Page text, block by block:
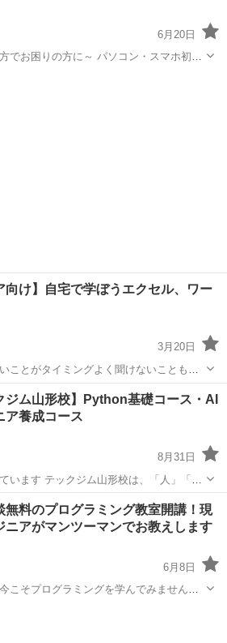
6月20日
に～ パソコン・スマホ初心
向け】自宅で学ぼうエクセル、ワー
3月20日
ことがタイミングよく聞けないこともあ
、講師がご自宅へ伺い、聞きたいことを
川町から片道1時間圏内であれば、ご自
ン...
シニア向け
ジム山形校】Python基礎コース・AI
ア養成コース
8月31日
は、「人」「サ
成長を支援する4Growthが運営していま
ス】 ・Python基礎コース ・...
ミング Python
無料のプログラミング教室開講！現
ニアがマンツーマンでお教えします
6月8日
こそプログラミングを学んでみません